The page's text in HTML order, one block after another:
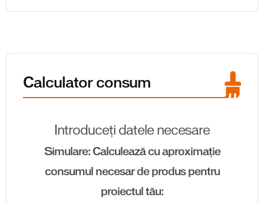
Calculator consum
Introduceți datele necesare
Simulare: Calculează cu aproximație
consumul necesar de produs pentru
proiectul tău: